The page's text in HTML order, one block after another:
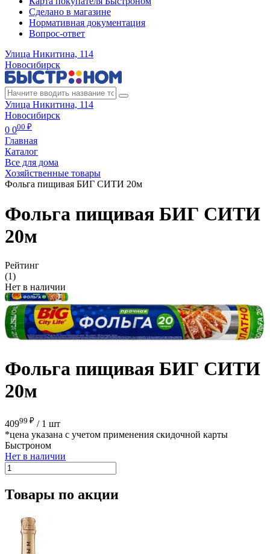
Сделано в магазине
Нормативная документация
Вопрос-ответ
Улица Никитина, 114
Новосибирск
Улица Никитина, 114
Новосибирск
0 000 ₽
Главная
Каталог
Все для дома
Хозяйственные товары
Фольга пищивая БИГ СИТИ 20м
Фольга пищивая БИГ СИТИ
20м
Рейтинг
(1)
Нет в наличии
Фольга пищивая БИГ СИТИ
20м
40999 ₽ / 1 шт
*цена указана с учетом применения скидочной карты
Быстроном
Нет в наличии
Товары по акции